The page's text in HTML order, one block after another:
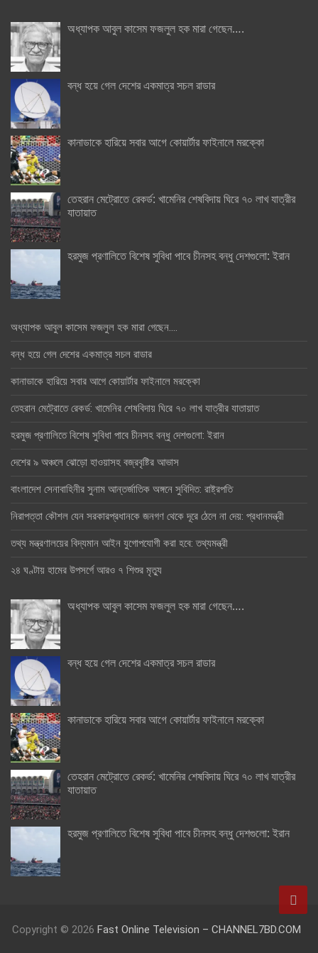
অধ্যাপক আবুল কাসেম ফজলুল হক মারা গেছেন….
বন্ধ হয়ে গেল দেশের একমাত্র সচল রাডার
কানাডাকে হারিয়ে সবার আগে কোয়ার্টার ফাইনালে মরক্কো
তেহরান মেট্রোতে রেকর্ড: খামেনির শেষবিদায় ঘিরে ৭০ লাখ যাত্রীর
যাতায়াত
হরমুজ প্রণালিতে বিশেষ সুবিধা পাবে চীনসহ বন্ধু দেশগুলো: ইরান
অধ্যাপক আবুল কাসেম ফজলুল হক মারা গেছেন….
বন্ধ হয়ে গেল দেশের একমাত্র সচল রাডার
কানাডাকে হারিয়ে সবার আগে কোয়ার্টার ফাইনালে মরক্কো
তেহরান মেট্রোতে রেকর্ড: খামেনির শেষবিদায় ঘিরে ৭০ লাখ যাত্রীর যাতায়াত
হরমুজ প্রণালিতে বিশেষ সুবিধা পাবে চীনসহ বন্ধু দেশগুলো: ইরান
দেশের ৯ অঞ্চলে ঝোড়ো হাওয়াসহ বজ্রবৃষ্টির আভাস
বাংলাদেশ সেনাবাহিনীর সুনাম আন্তর্জাতিক অঙ্গনে সুবিদিত: রাষ্ট্রপতি
নিরাপত্তা কৌশল যেন সরকারপ্রধানকে জনগণ থেকে দূরে ঠেলে না দেয়: প্রধানমন্ত্রী
তথ্য মন্ত্রণালয়ের বিদ্যমান আইন যুগোপযোগী করা হবে: তথ্যমন্ত্রী
২৪ ঘণ্টায় হামের উপসর্গে আরও ৭ শিশুর মৃত্যু
অধ্যাপক আবুল কাসেম ফজলুল হক মারা গেছেন….
বন্ধ হয়ে গেল দেশের একমাত্র সচল রাডার
কানাডাকে হারিয়ে সবার আগে কোয়ার্টার ফাইনালে মরক্কো
তেহরান মেট্রোতে রেকর্ড: খামেনির শেষবিদায় ঘিরে ৭০ লাখ যাত্রীর
যাতায়াত
হরমুজ প্রণালিতে বিশেষ সুবিধা পাবে চীনসহ বন্ধু দেশগুলো: ইরান
Copyright © 2026 Fast Online Television – CHANNEL7BD.COM